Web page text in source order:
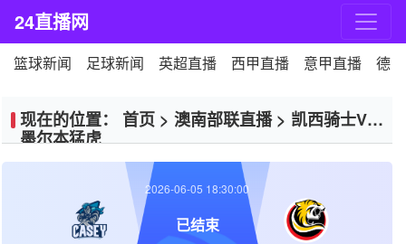
24直播网
篮球新闻 足球新闻 英超直播 西甲直播 意甲直播 德
现在的位置： 首页 > 澳南部联直播> 凯西骑士VS
墨尔本猛虎
2026-06-05 18:30:00
已结束